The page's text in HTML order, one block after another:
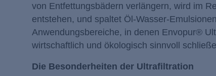
von Entfettungsbädern verlängern, wird im
entstehen, und spaltet Öl-Wasser-
Anwendungsbereiche, in denen Envopur®
wirtschaftlich und ökologisch sinnvoll
Die Besonderheiten der Ultrafiltration